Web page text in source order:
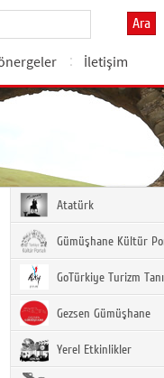
Ara
İletişim
Atatürk
Gümüşhane Kültür
GoTürkiye Turizm
Gezsen Gümüşhane
Yerel Etkinlikler